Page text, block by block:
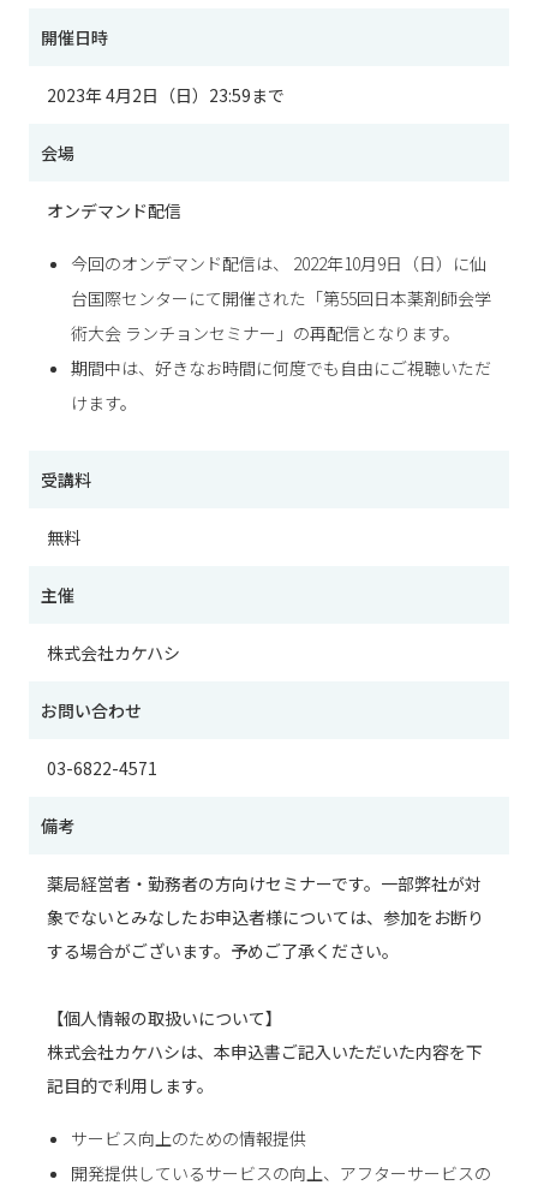
開催日時
2023年 4月2日（日）23:59まで
会場
オンデマンド配信
今回のオンデマンド配信は、 2022年10月9日（日）に仙
台国際センターにて開催された「第55回日本薬剤師会学
術大会 ランチョンセミナー」の再配信となります。
期間中は、好きなお時間に何度でも自由にご視聴いただ
けます。
受講料
無料
主催
株式会社カケハシ
お問い合わせ
03-6822-4571
備考
薬局経営者・勤務者の方向けセミナーです。一部弊社が対
象でないとみなしたお申込者様については、参加をお断り
する場合がございます。予めご了承ください。
【個人情報の取扱いについて】
株式会社カケハシは、本申込書ご記入いただいた内容を下
記目的で利用します。
サービス向上のための情報提供
開発提供しているサービスの向上、アフターサービスの